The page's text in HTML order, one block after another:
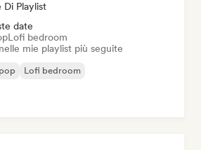
Di Playlist
date
Lofi bedroom
mie playlist più seguite
Lofi bedroom